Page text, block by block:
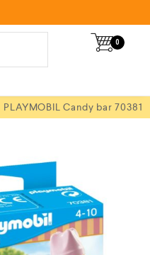
0
PLAYMOBIL Candy bar 70381